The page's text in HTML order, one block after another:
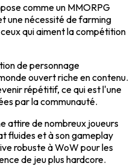
comme un MMORPG
une nécessité defarming
qui aiment la compétition
de personnage
ouvert riche en contenu.
répétitif, ce qui est l'une
par la communauté.
attire de nombreux joueurs
fluideset à son gameplay
robuste àWoW pour les
de jeu plus hardcore.